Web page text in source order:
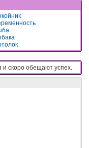
cкopo oбeщaют ycпex.